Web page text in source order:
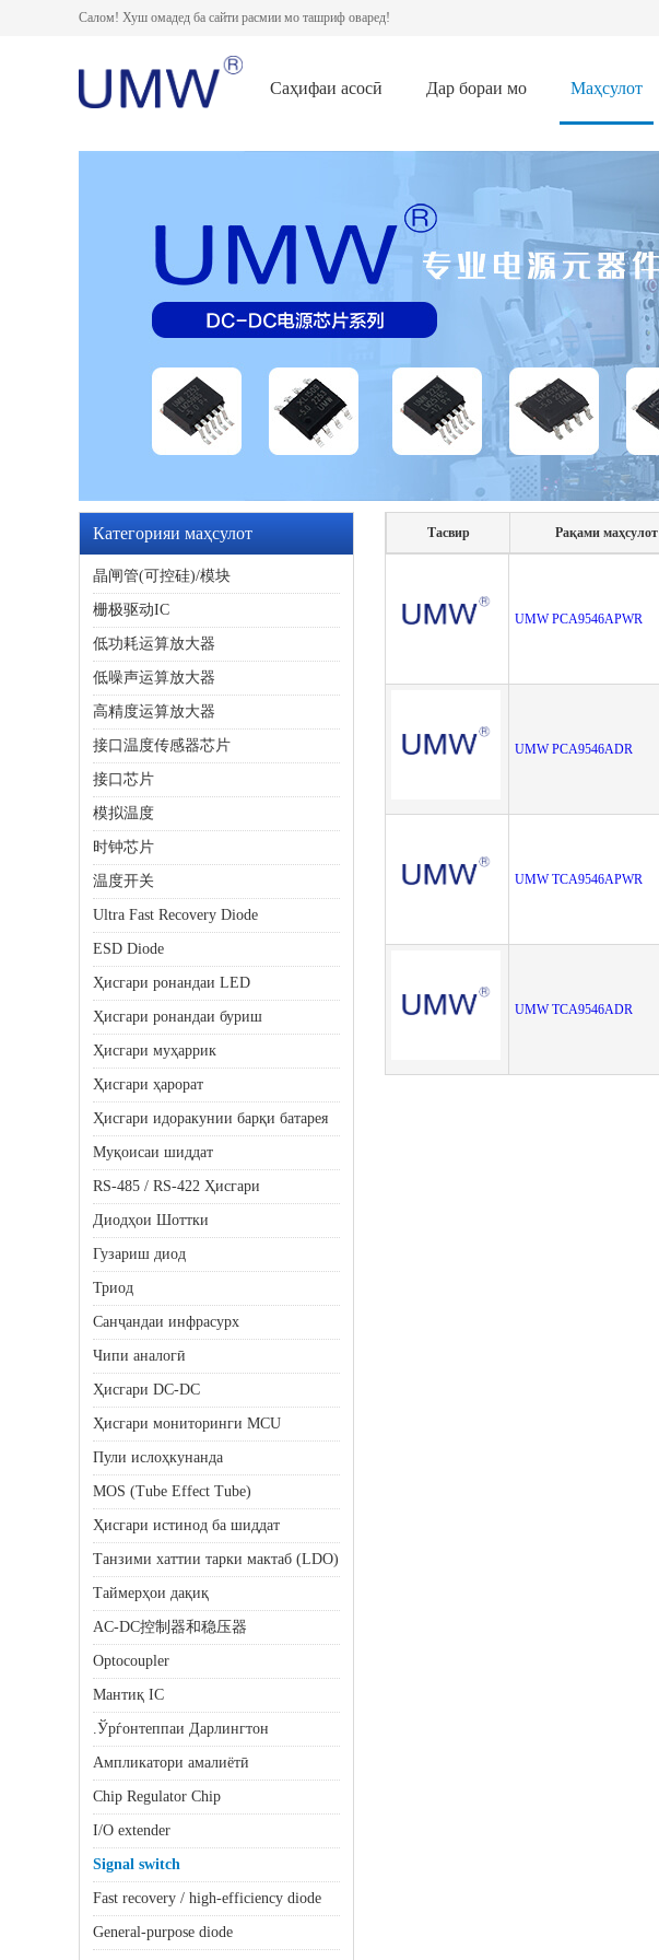
Салом! Хуш омадед ба сайти расмии мо ташриф оваред!
Саҳифаи асосӣ Дар бораи мо Маҳсулот
Категорияи маҳсулот
晶闸管(可控硅)/模块
栅极驱动IC
低功耗运算放大器
低噪声运算放大器
高精度运算放大器
接口温度传感器芯片
接口芯片
模拟温度
时钟芯片
温度开关
Ultra Fast Recovery Diode
ESD Diode
Ҳисгари ронандаи LED
Ҳисгари ронандаи буриш
Ҳисгари муҳаррик
Ҳисгари ҳарорат
Ҳисгари идоракунии барқи батарея
Муқоисаи шиддат
RS-485 / RS-422 Ҳисгари
Диодҳои Шоттки
Гузариш диод
Триод
Санҷандаи инфрасурх
Чипи аналогӣ
Ҳисгари DC-DC
Ҳисгари мониторинги MCU
Пули ислоҳкунанда
MOS (Tube Effect Tube)
Ҳисгари истинод ба шиддат
Танзими хаттии тарки мактаб (LDO)
Таймерҳои дақиқ
AC-DC控制器和稳压器
Optocoupler
Мантиқ IC
.Ўрѓонтеппаи Дарлингтон
Ампликатори амалиётӣ
Chip Regulator Chip
I/O extender
Signal switch
Fast recovery / high-efficiency diode
General-purpose diode
Тасвир Рақами маҳсулот
UMW PCA9546APWR
UMW PCA9546ADR
UMW TCA9546APWR
UMW TCA9546ADR